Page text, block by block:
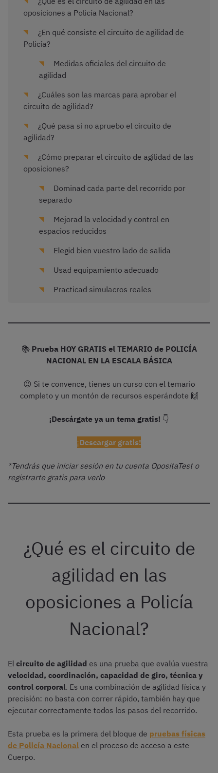
oposiciones a Policía Nacional?
¿En qué consiste el circuito de agilidad de
Policía?
Medidas oficiales del circuito de
agilidad
¿Cuáles son las marcas para aprobar el
circuito de agilidad?
¿Qué pasa si no apruebo el circuito de
agilidad?
¿Cómo preparar el circuito de agilidad de las
oposiciones?
Dominad cada parte del recorrido por
separado
Mejorad la velocidad y control en
espacios reducidos
Elegid bien vuestro lado de salida
Usad equipamiento adecuado
Practicad simulacros reales
📚 Prueba HOY GRATIS el TEMARIO de POLICÍA
NACIONAL EN LA ESCALA BÁSICA
😉 Si te convence, tienes un curso con el temario
completo y un montón de recursos esperándote 🙌
¡Descárgate ya un tema gratis! 👇
¡Descargar gratis!
*Tendrás que iniciar sesión en tu cuenta OpositaTest o
registrarte gratis para verlo
¿Qué es el circuito de
agilidad en las
oposiciones a Policía
Nacional?
El circuito de agilidad es una prueba que evalúa vuestra
velocidad, coordinación, capacidad de giro, técnica y
control corporal. Es una combinación de agilidad física y
precisión: no basta con correr rápido, también hay que
ejecutar correctamente todos los pasos del recorrido.
Esta prueba es la primera del bloque de pruebas físicas
de Policía Nacional en el proceso de acceso a este
Cuerpo.